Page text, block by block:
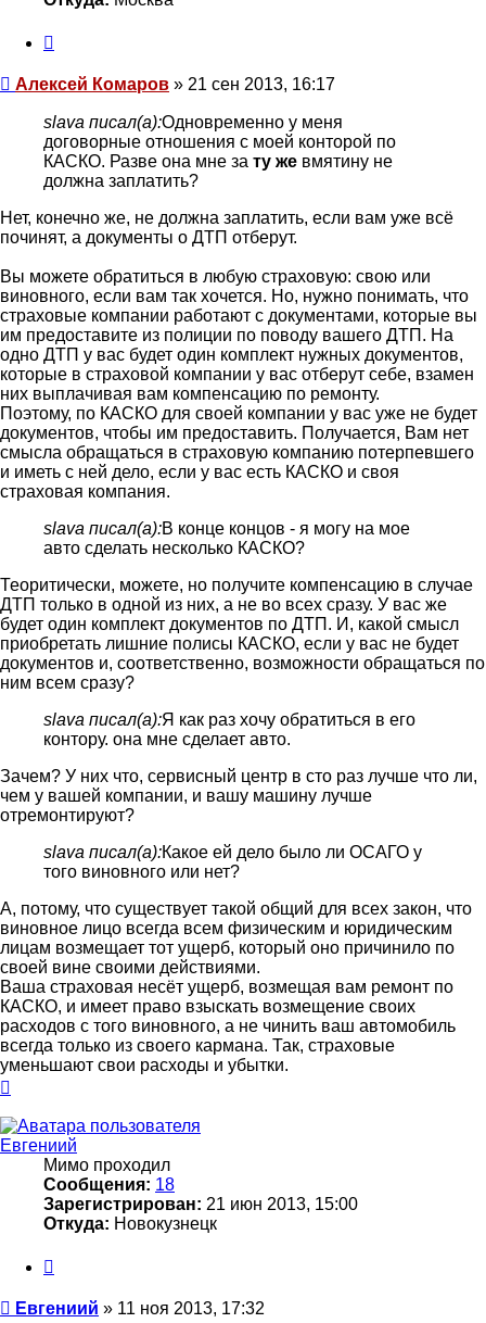
Сообщение
Алексей Комаров » 21 сен 2013, 16:17
slava писал(а):Одновременно у меня
договорные отношения с моей конторой по
КАСКО. Разве она мне за ту же вмятину не
должна заплатить?
Нет, конечно же, не должна заплатить, если вам уже всё
починят, а документы о ДТП отберут.
Вы можете обратиться в любую страховую: свою или
виновного, если вам так хочется. Но, нужно понимать, что
страховые компании работают с документами, которые вы
им предоставите из полиции по поводу вашего ДТП. На
одно ДТП у вас будет один комплект нужных документов,
которые в страховой компании у вас отберут себе, взамен
них выплачивая вам компенсацию по ремонту.
Поэтому, по КАСКО для своей компании у вас уже не будет
документов, чтобы им предоставить. Получается, Вам нет
смысла обращаться в страховую компанию потерпевшего
и иметь с ней дело, если у вас есть КАСКО и своя
страховая компания.
slava писал(а):В конце концов - я могу на мое
авто сделать несколько КАСКО?
Теоритически, можете, но получите компенсацию в случае
ДТП только в одной из них, а не во всех сразу. У вас же
будет один комплект документов по ДТП. И, какой смысл
приобретать лишние полисы КАСКО, если у вас не будет
документов и, соответственно, возможности обращаться по
ним всем сразу?
slava писал(а):Я как раз хочу обратиться в его
контору. она мне сделает авто.
Зачем? У них что, сервисный центр в сто раз лучше что ли,
чем у вашей компании, и вашу машину лучше
отремонтируют?
slava писал(а):Какое ей дело было ли ОСАГО у
того виновного или нет?
А, потому, что существует такой общий для всех закон, что
виновное лицо всегда всем физическим и юридическим
лицам возмещает тот ущерб, который оно причинило по
своей вине своими действиями.
Ваша страховая несёт ущерб, возмещая вам ремонт по
КАСКО, и имеет право взыскать возмещение своих
расходов с того виновного, а не чинить ваш автомобиль
всегда только из своего кармана. Так, страховые
уменьшают свои расходы и убытки.
началу
Евгениий
Мимо проходил
Сообщения: 18
Зарегистрирован: 21 июн 2013, 15:00
Откуда: Новокузнецк
Сообщение
Евгениий » 11 ноя 2013, 17:32